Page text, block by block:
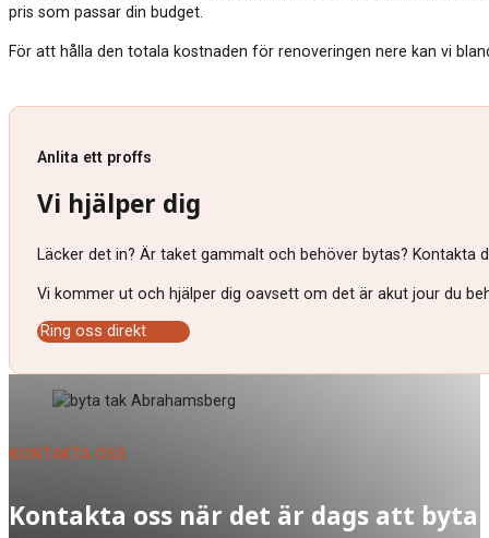
pris som passar din budget.
För att hålla den totala kostnaden för renoveringen nere kan vi
Anlita ett proffs
Vi hjälper dig
Läcker det in? Är taket gammalt och behöver bytas?
Vi kommer ut och hjälper dig oavsett om det är akut jour du
Ring oss direkt
Kontakta oss när det är dags att byta
KONTAKTA OSS